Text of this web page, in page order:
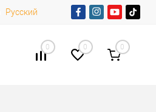
Русский
0 0 0